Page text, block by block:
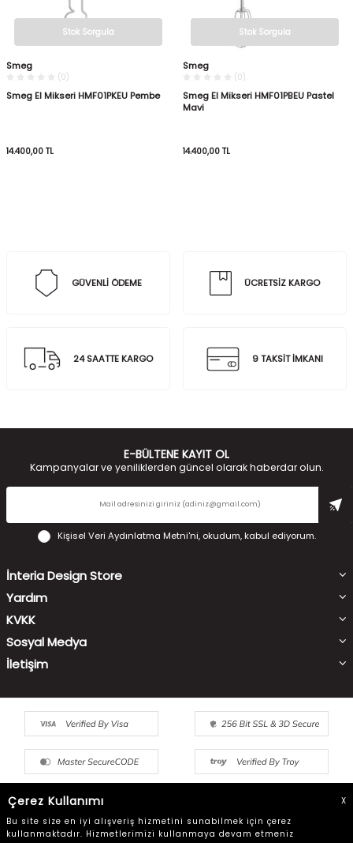
Stok Sorgula
Smeg
(0)
Smeg El Mikseri HMF01PKEU Pembe
14.400,00 TL
Stok Sorgula
Smeg
(0)
Smeg El Mikseri HMF01PBEU Pastel
Mavi
14.400,00 TL
GÜVENLİ ÖDEME ÜCRETSİZ KARGO
24 SAATTE KARGO 9 TAKSİT İMKANI
E-BÜLTENE KAYIT OL
Kampanyalar ve yeniliklerden güncel olarak haberdar olun.
Kişisel Veri Aydınlatma Metni'ni, okudum, kabul ediyorum.
İnteria Design Store
Yardım
KVKK
Sosyal Medya
İletişim
Çerez Kullanımı
X
Bu site size en iyi alışveriş hizmetini sunabilmek için çerez
kullanmaktadır. Hizmetlerimizi kullanmaya devam etmeniz